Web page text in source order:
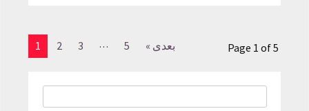
1 2 3 … 5 بعدی » Page 1 of 5